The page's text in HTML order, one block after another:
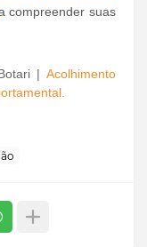
compreender suas
| Acolhimento